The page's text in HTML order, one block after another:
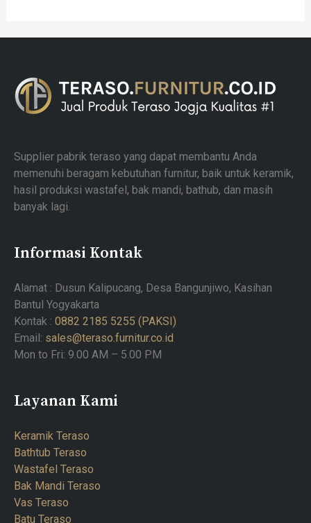
Supplier pabrik teraso yang dapat membantu Anda
memenuhi beragam kebutuhan furnitur, baik untuk keramik,
hasil produksi wastafel, bak mandi, bathub, dan masih
banyak lagi.
Informasi Kontak
Alamat : Dusun Kalipucang, Desa Bangunjiwo, Kasihan
Bantul Yogyakarta
Kontak : 0882 2185 5255 (PAKSI)
Email: sales@teraso.furnitur.co.id
Mon to Fri: 9.00 AM – 5.00 PM
Layanan Kami
Keramik Teraso
Bathtub Teraso
Wastafel Teraso
Bak Mandi Teraso
Vas Teraso
Batu Teraso